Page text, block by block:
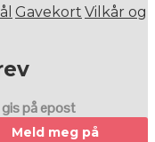
Gavekort Vilkår og
på epost
Meld meg på